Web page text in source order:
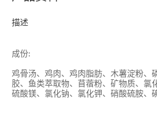
描述
成份:
鸡骨汤、鸡肉、鸡肉脂肪、木薯淀粉、
胶、鱼类萃取物、苜蓿粉、矿物质、氯
硫酸镁、氯化钠、氯化钾、硝酸硫胺、